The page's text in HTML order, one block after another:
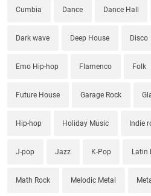
Cumbia Dance Dance Hall
Dark wave Deep House Disco
Emo Hip-hop Flamenco Folk
Future House Garage Rock
Hip-hop Holiday Music Indie
J-pop Jazz K-Pop Latin
Math Rock Melodic Metal